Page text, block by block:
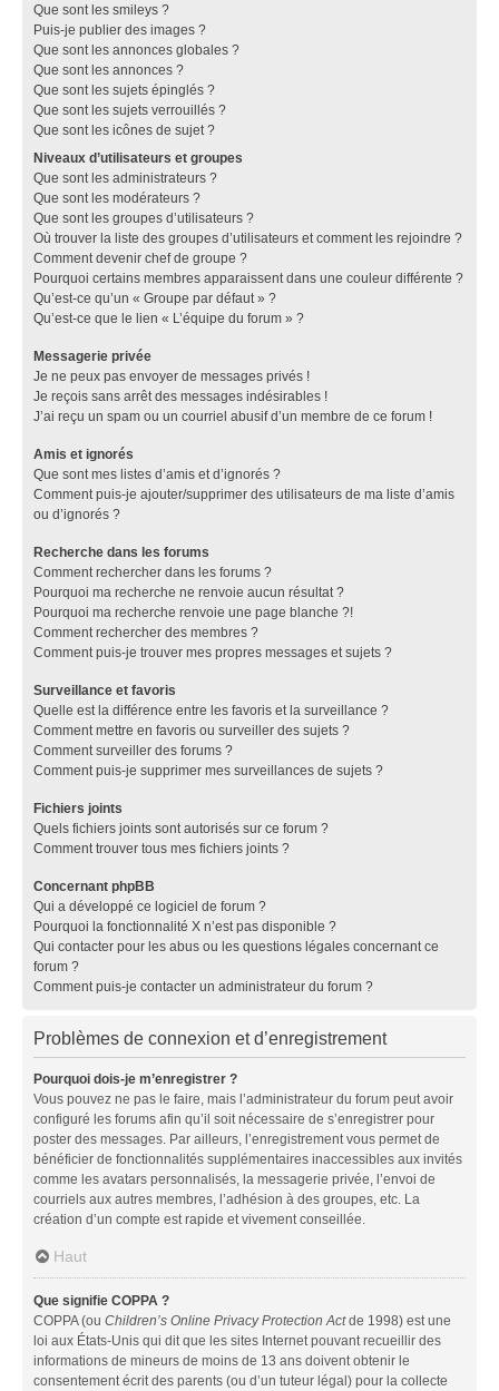
Que sont les smileys ?
Puis-je publier des images ?
Que sont les annonces globales ?
Que sont les annonces ?
Que sont les sujets épinglés ?
Que sont les sujets verrouillés ?
Que sont les icônes de sujet ?
Niveaux d’utilisateurs et groupes
Que sont les administrateurs ?
Que sont les modérateurs ?
Que sont les groupes d’utilisateurs ?
Où trouver la liste des groupes d’utilisateurs et comment les rejoindre ?
Comment devenir chef de groupe ?
Pourquoi certains membres apparaissent dans une couleur différente ?
Qu’est-ce qu’un « Groupe par défaut » ?
Qu’est-ce que le lien « L’équipe du forum » ?
Messagerie privée
Je ne peux pas envoyer de messages privés !
Je reçois sans arrêt des messages indésirables !
J’ai reçu un spam ou un courriel abusif d’un membre de ce forum !
Amis et ignorés
Que sont mes listes d’amis et d’ignorés ?
Comment puis-je ajouter/supprimer des utilisateurs de ma liste d’amis
ou d’ignorés ?
Recherche dans les forums
Comment rechercher dans les forums ?
Pourquoi ma recherche ne renvoie aucun résultat ?
Pourquoi ma recherche renvoie une page blanche ?!
Comment rechercher des membres ?
Comment puis-je trouver mes propres messages et sujets ?
Surveillance et favoris
Quelle est la différence entre les favoris et la surveillance ?
Comment mettre en favoris ou surveiller des sujets ?
Comment surveiller des forums ?
Comment puis-je supprimer mes surveillances de sujets ?
Fichiers joints
Quels fichiers joints sont autorisés sur ce forum ?
Comment trouver tous mes fichiers joints ?
Concernant phpBB
Qui a développé ce logiciel de forum ?
Pourquoi la fonctionnalité X n’est pas disponible ?
Qui contacter pour les abus ou les questions légales concernant ce
forum ?
Comment puis-je contacter un administrateur du forum ?
Problèmes de connexion et d’enregistrement
Pourquoi dois-je m’enregistrer ?
Vous pouvez ne pas le faire, mais l’administrateur du forum peut avoir
configuré les forums afin qu’il soit nécessaire de s’enregistrer pour
poster des messages. Par ailleurs, l’enregistrement vous permet de
bénéficier de fonctionnalités supplémentaires inaccessibles aux invités
comme les avatars personnalisés, la messagerie privée, l’envoi de
courriels aux autres membres, l’adhésion à des groupes, etc. La
création d’un compte est rapide et vivement conseillée.
Haut
Que signifie COPPA ?
COPPA (ou Children’s Online Privacy Protection Actde 1998) est une
loi aux États-Unis qui dit que les sites Internet pouvant recueillir des
informations de mineurs de moins de 13 ans doivent obtenir le
consentement écrit des parents (ou d’un tuteur légal) pour la collecte